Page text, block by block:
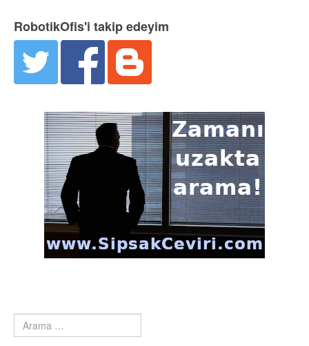
RobotikOfis'i takip edeyim
Arama